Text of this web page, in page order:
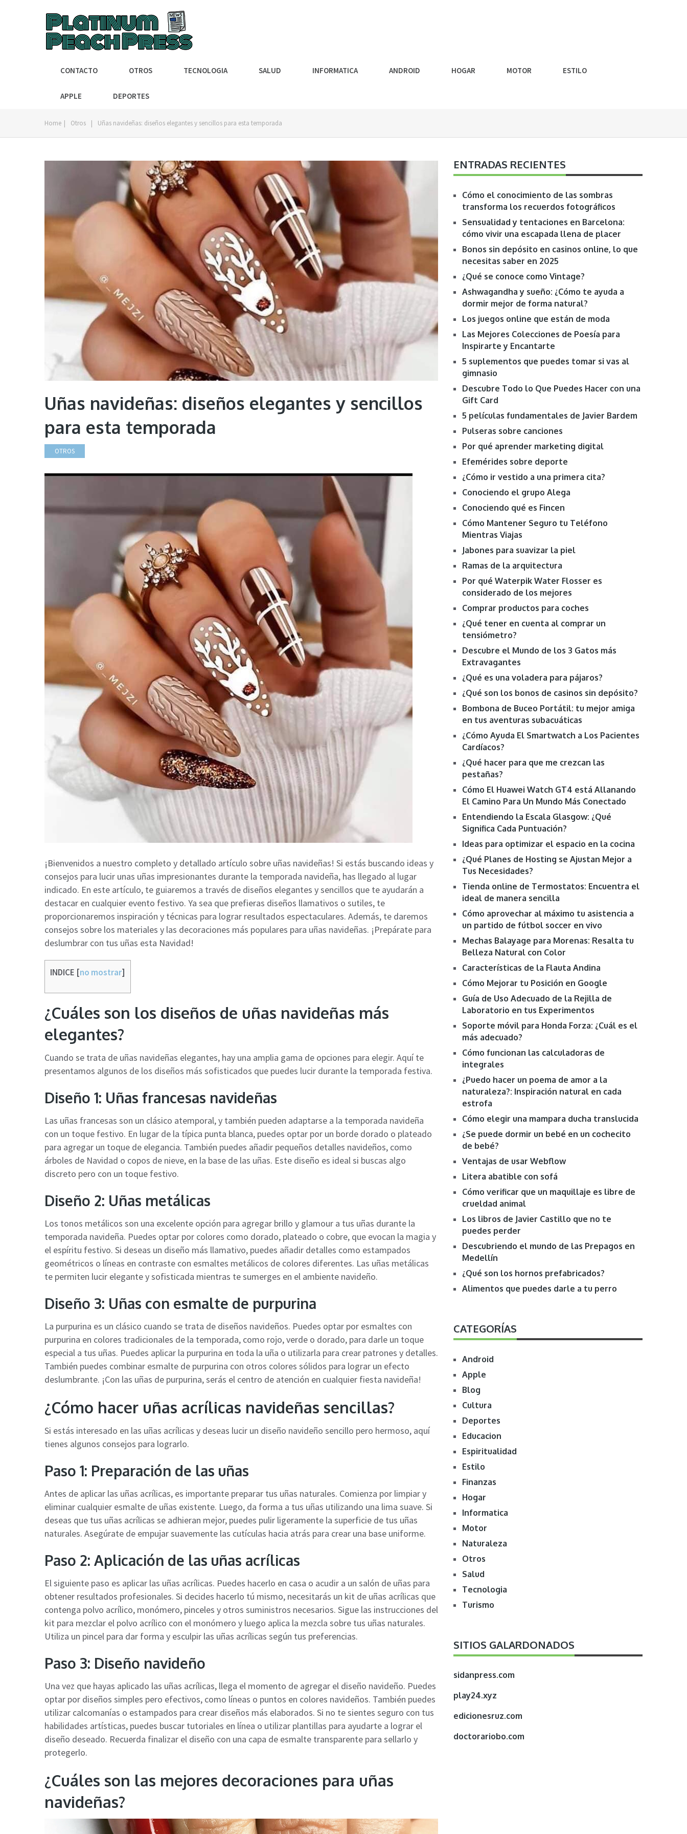
CONTACTO OTROS TECNOLOGIA SALUD INFORMATICA ANDROID HOGAR MOTOR ESTILO
APPLE DEPORTES
Home | Otros | Uñas navideñas: diseños elegantes y sencillos para esta temporada
Uñas navideñas: diseños elegantes y sencillos
para esta temporada
OTROS
¡Bienvenidos a nuestro completo y detallado artículo sobre uñas navideñas! Si estás buscando ideas y
consejos para lucir unas uñas impresionantes durante la temporada navideña, has llegado al lugar
indicado. En este artículo, te guiaremos a través de diseños elegantes y sencillos que te ayudarán a
destacar en cualquier evento festivo. Ya sea que prefieras diseños llamativos o sutiles, te
proporcionaremos inspiración y técnicas para lograr resultados espectaculares. Además, te daremos
consejos sobre los materiales y las decoraciones más populares para uñas navideñas. ¡Prepárate para
deslumbrar con tus uñas esta Navidad!
INDICE [no mostrar]
¿Cuáles son los diseños de uñas navideñas más
elegantes?
Cuando se trata de uñas navideñas elegantes, hay una amplia gama de opciones para elegir. Aquí te
presentamos algunos de los diseños más sofisticados que puedes lucir durante la temporada festiva.
Diseño 1: Uñas francesas navideñas
Las uñas francesas son un clásico atemporal, y también pueden adaptarse a la temporada navideña
con un toque festivo. En lugar de la típica punta blanca, puedes optar por un borde dorado o plateado
para agregar un toque de elegancia. También puedes añadir pequeños detalles navideños, como
árboles de Navidad o copos de nieve, en la base de las uñas. Este diseño es ideal si buscas algo
discreto pero con un toque festivo.
Diseño 2: Uñas metálicas
Los tonos metálicos son una excelente opción para agregar brillo y glamour a tus uñas durante la
temporada navideña. Puedes optar por colores como dorado, plateado o cobre, que evocan la magia y
el espíritu festivo. Si deseas un diseño más llamativo, puedes añadir detalles como estampados
geométricos o líneas en contraste con esmaltes metálicos de colores diferentes. Las uñas metálicas
te permiten lucir elegante y sofisticada mientras te sumerges en el ambiente navideño.
Diseño 3: Uñas con esmalte de purpurina
La purpurina es un clásico cuando se trata de diseños navideños. Puedes optar por esmaltes con
purpurina en colores tradicionales de la temporada, como rojo, verde o dorado, para darle un toque
especial a tus uñas. Puedes aplicar la purpurina en toda la uña o utilizarla para crear patrones y detalles.
También puedes combinar esmalte de purpurina con otros colores sólidos para lograr un efecto
deslumbrante. ¡Con las uñas de purpurina, serás el centro de atención en cualquier fiesta navideña!
¿Cómo hacer uñas acrílicas navideñas sencillas?
Si estás interesado en las uñas acrílicas y deseas lucir un diseño navideño sencillo pero hermoso, aquí
tienes algunos consejos para lograrlo.
Paso 1: Preparación de las uñas
Antes de aplicar las uñas acrílicas, es importante preparar tus uñas naturales. Comienza por limpiar y
eliminar cualquier esmalte de uñas existente. Luego, da forma a tus uñas utilizando una lima suave. Si
deseas que tus uñas acrílicas se adhieran mejor, puedes pulir ligeramente la superficie de tus uñas
naturales. Asegúrate de empujar suavemente las cutículas hacia atrás para crear una base uniforme.
Paso 2: Aplicación de las uñas acrílicas
El siguiente paso es aplicar las uñas acrílicas. Puedes hacerlo en casa o acudir a un salón de uñas para
obtener resultados profesionales. Si decides hacerlo tú mismo, necesitarás un kit de uñas acrílicas que
contenga polvo acrílico, monómero, pinceles y otros suministros necesarios. Sigue las instrucciones del
kit para mezclar el polvo acrílico con el monómero y luego aplica la mezcla sobre tus uñas naturales.
Utiliza un pincel para dar forma y esculpir las uñas acrílicas según tus preferencias.
Paso 3: Diseño navideño
Una vez que hayas aplicado las uñas acrílicas, llega el momento de agregar el diseño navideño. Puedes
optar por diseños simples pero efectivos, como líneas o puntos en colores navideños. También puedes
utilizar calcomanías o estampados para crear diseños más elaborados. Si no te sientes seguro con tus
habilidades artísticas, puedes buscar tutoriales en línea o utilizar plantillas para ayudarte a lograr el
diseño deseado. Recuerda finalizar el diseño con una capa de esmalte transparente para sellarlo y
protegerlo.
¿Cuáles son las mejores decoraciones para uñas
navideñas?
ENTRADAS RECIENTES
Cómo el conocimiento de las sombras
transforma los recuerdos fotográficos
Sensualidad y tentaciones en Barcelona:
cómo vivir una escapada llena de placer
Bonos sin depósito en casinos online, lo que
necesitas saber en 2025
¿Qué se conoce como Vintage?
Ashwagandha y sueño: ¿Cómo te ayuda a
dormir mejor de forma natural?
Los juegos online que están de moda
Las Mejores Colecciones de Poesía para
Inspirarte y Encantarte
5 suplementos que puedes tomar si vas al
gimnasio
Descubre Todo lo Que Puedes Hacer con una
Gift Card
5 películas fundamentales de Javier Bardem
Pulseras sobre canciones
Por qué aprender marketing digital
Efemérides sobre deporte
¿Cómo ir vestido a una primera cita?
Conociendo el grupo Alega
Conociendo qué es Fincen
Cómo Mantener Seguro tu Teléfono
Mientras Viajas
Jabones para suavizar la piel
Ramas de la arquitectura
Por qué Waterpik Water Flosser es
considerado de los mejores
Comprar productos para coches
¿Qué tener en cuenta al comprar un
tensiómetro?
Descubre el Mundo de los 3 Gatos más
Extravagantes
¿Qué es una voladera para pájaros?
¿Qué son los bonos de casinos sin depósito?
Bombona de Buceo Portátil: tu mejor amiga
en tus aventuras subacuáticas
¿Cómo Ayuda El Smartwatch a Los Pacientes
Cardíacos?
¿Qué hacer para que me crezcan las
pestañas?
Cómo El Huawei Watch GT4 está Allanando
El Camino Para Un Mundo Más Conectado
Entendiendo la Escala Glasgow: ¿Qué
Significa Cada Puntuación?
Ideas para optimizar el espacio en la cocina
¿Qué Planes de Hosting se Ajustan Mejor a
Tus Necesidades?
Tienda online de Termostatos: Encuentra el
ideal de manera sencilla
Cómo aprovechar al máximo tu asistencia a
un partido de fútbol soccer en vivo
Mechas Balayage para Morenas: Resalta tu
Belleza Natural con Color
Características de la Flauta Andina
Cómo Mejorar tu Posición en Google
Guía de Uso Adecuado de la Rejilla de
Laboratorio en tus Experimentos
Soporte móvil para Honda Forza: ¿Cuál es el
más adecuado?
Cómo funcionan las calculadoras de
integrales
¿Puedo hacer un poema de amor a la
naturaleza?: Inspiración natural en cada
estrofa
Cómo elegir una mampara ducha translucida
¿Se puede dormir un bebé en un cochecito
de bebé?
Ventajas de usar Webflow
Litera abatible con sofá
Cómo verificar que un maquillaje es libre de
crueldad animal
Los libros de Javier Castillo que no te
puedes perder
Descubriendo el mundo de las Prepagos en
Medellín
¿Qué son los hornos prefabricados?
Alimentos que puedes darle a tu perro
CATEGORÍAS
Android
Apple
Blog
Cultura
Deportes
Educacion
Espiritualidad
Estilo
Finanzas
Hogar
Informatica
Motor
Naturaleza
Otros
Salud
Tecnologia
Turismo
SITIOS GALARDONADOS
sidanpress.com
play24.xyz
edicionesruz.com
doctorariobo.com